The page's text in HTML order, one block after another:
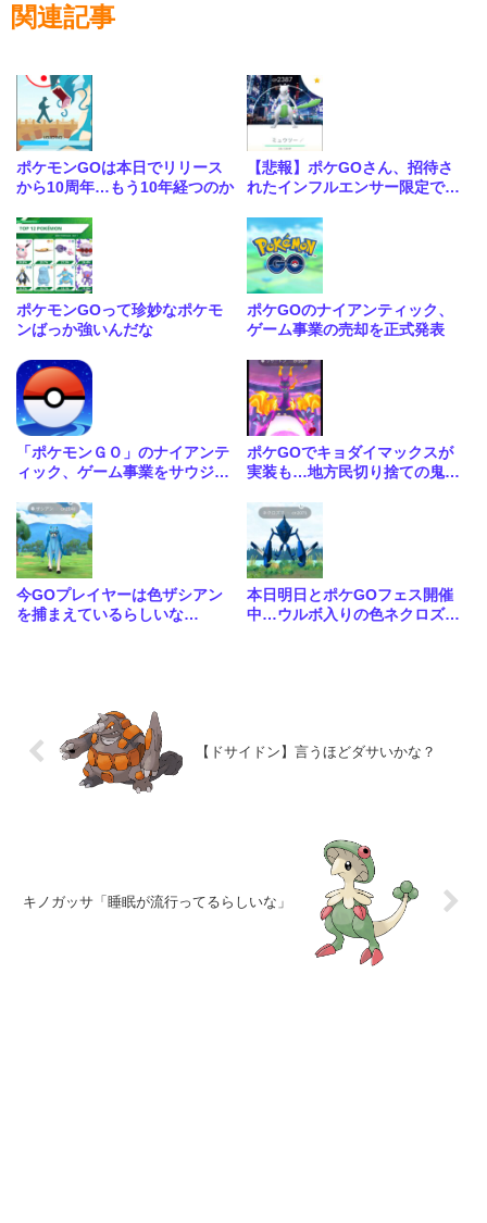
関連記事
ポケモンGOは本日でリリース
から10周年…もう10年経つのか
【悲報】ポケGOさん、招待さ
れたインフルエンサー限定で超
てしまい無事炎上する
ポケモンGOって珍妙なポケモ
ンばっか強いんだな
ポケGOのナイアンティック、
ゲーム事業の売却を正式発表
「ポケモンＧＯ」のナイアンテ
ィック、ゲーム事業をサウジ系
ポケGOでキョダイマックスが
実装も…地方民切り捨ての鬼畜
今GOプレイヤーは色ザシアン
を捕まえているらしいな…
本日明日とポケGOフェス開催
中…ウルボ入りの色ネクロズマ
【ドサイドン】言うほどダサいかな？
キノガッサ「睡眠が流行ってるらしいな」